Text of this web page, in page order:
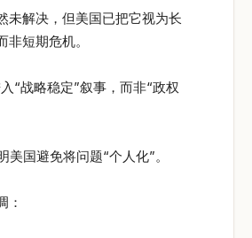
未解决，但美国已把它视为长
短期危机。
“战略稳定”叙事，而非“政权
美国避免将问题“个人化”。
：